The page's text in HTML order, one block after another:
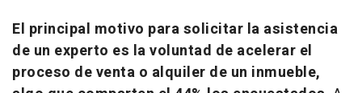
El principal motivo para solicitar la asistencia
de un experto es la voluntad de acelerar el
proceso de venta o alquiler de un inmueble,